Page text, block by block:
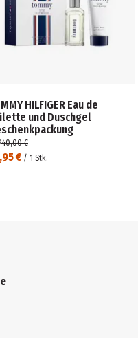
HILFIGER Eau de
und Duschgel
€ / 1 Stk.
40,00 €